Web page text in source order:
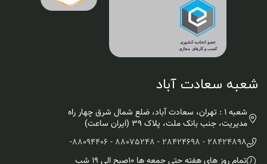
شعبه سعادت آباد
شعبه 1 : تهران، سعادت آباد، ضلع شمال شرق چهار راه
مدیریت، جنب بانک ملت، پلاک ۳۹ (ایران ساعت)
28424898 - 28424698 - 88075248 - 88094406
-
تمام روز های هفته حتی جمعه ها ۱۰صبح الی ۱۹ شب